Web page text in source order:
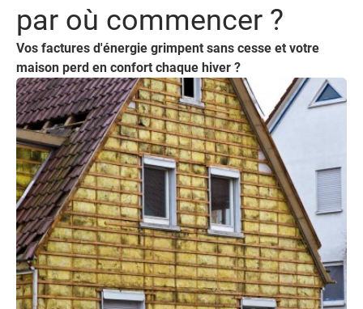
par où commencer ?
Vos factures d'énergie grimpent sans cesse et votre
maison perd en confort chaque hiver ?